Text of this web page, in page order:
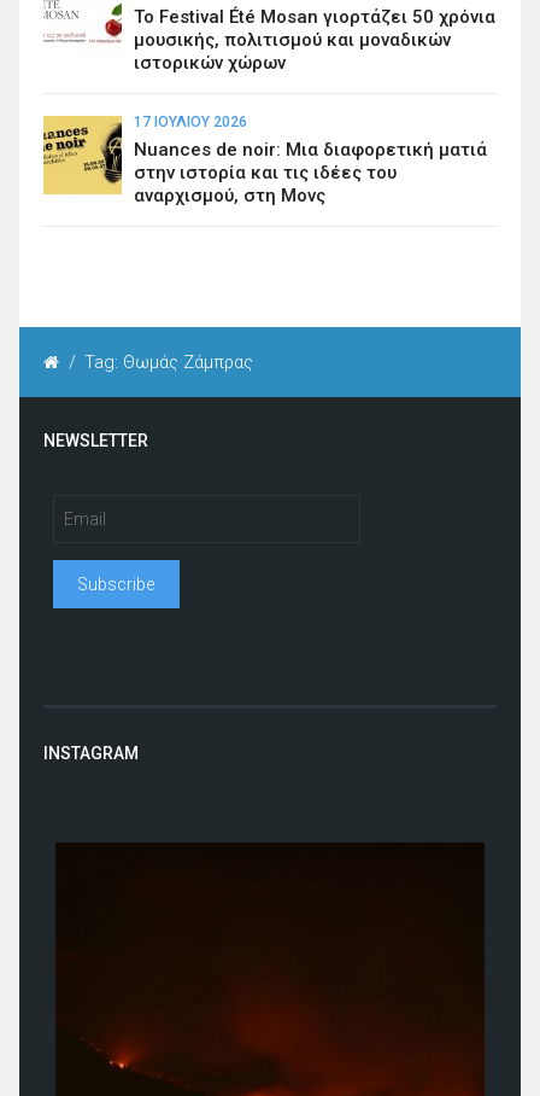
Το Festival Été Mosan γιορτάζει 50 χρόνια
μουσικής, πολιτισμού και μοναδικών
ιστορικών χώρων
17 ΙΟΥΛΊΟΥ 2026
Nuances de noir: Μια διαφορετική ματιά
στην ιστορία και τις ιδέες του
αναρχισμού, στη Μονς
/ Tag: Θωμάς Ζάμπρας
NEWSLETTER
INSTAGRAM